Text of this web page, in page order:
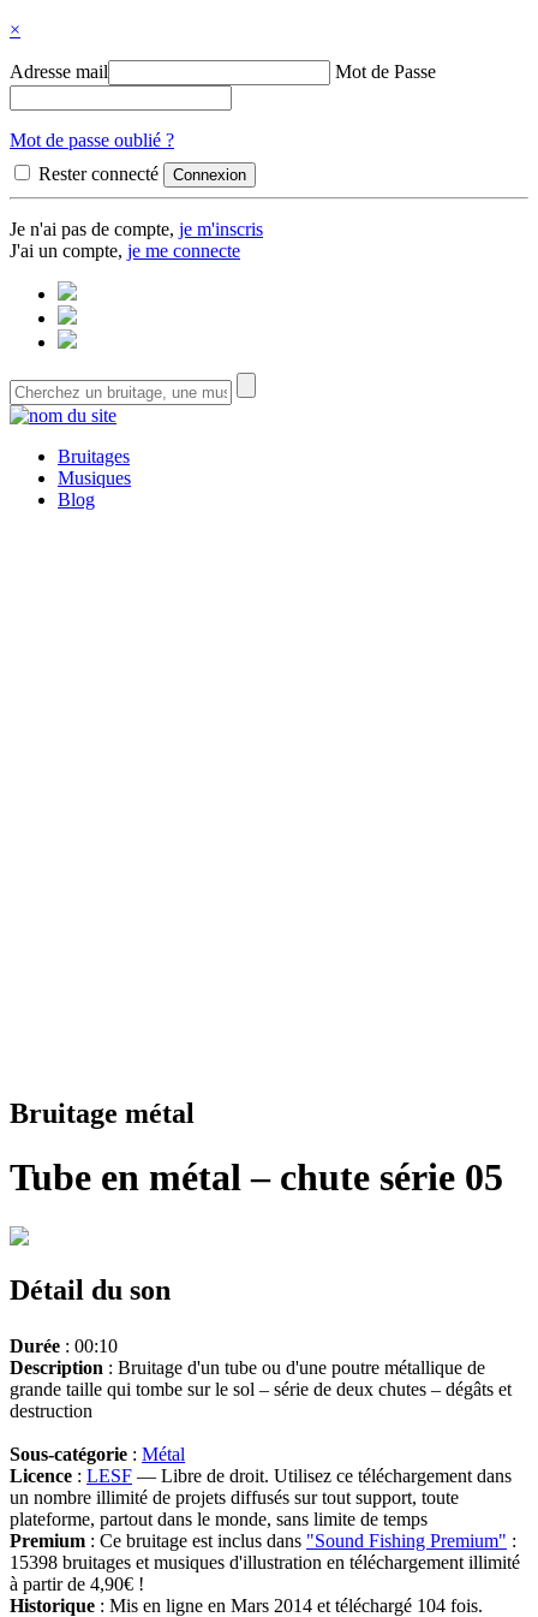
×
Adresse mail Mot de Passe
Mot de passe oublié ?
Rester connecté
Je n'ai pas de compte, je m'inscris
J'ai un compte, je me connecte
Bruitages
Musiques
Blog
Bruitage métal
Tube en métal – chute série 05
Détail du son
Durée : 00:10
Description : Bruitage d'un tube ou d'une poutre métallique de
grande taille qui tombe sur le sol – série de deux chutes – dégâts et
destruction
Sous-catégorie : Métal
Licence : LESF — Libre de droit. Utilisez ce téléchargement dans
un nombre illimité de projets diffusés sur tout support, toute
plateforme, partout dans le monde, sans limite de temps
Premium : Ce bruitage est inclus dans "Sound Fishing Premium" :
15398 bruitages et musiques d'illustration en téléchargement illimité
à partir de 4,90€ !
Historique : Mis en ligne en Mars 2014 et téléchargé 104 fois.